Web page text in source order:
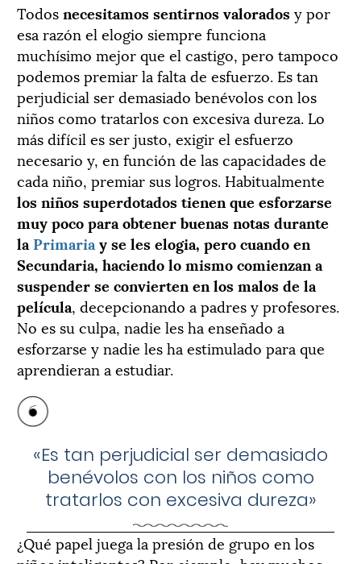
Todosnecesitamos sentirnos valoradosy por
esa razón el elogio siempre funciona
muchísimo mejor que el castigo, pero tampoco
podemos premiar la falta de esfuerzo. Es tan
perjudicial ser demasiado benévolos con los
niños como tratarlos con excesiva dureza. Lo
más difícil es ser justo, exigir el esfuerzo
necesario y, en función de las capacidades de
cada niño, premiar sus logros. Habitualmente
los niños superdotados tienen que esforzarse
muy poco para obtener buenas notas durante
la Primaria y se les elogia, pero cuando en
Secundaria, haciendo lo mismo comienzan a
suspender se convierten en los malos de la
película, decepcionando a padres y profesores.
No es su culpa, nadie les ha enseñado a
esforzarse y nadie les ha estimulado para que
aprendieran a estudiar.
«Es tan perjudicial ser demasiado
benévolos con los niños como
tratarlos con excesiva dureza»
¿Qué papel juega la presión de grupo en los